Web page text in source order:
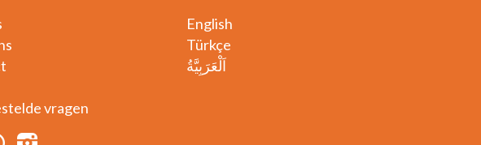
vragen
English
Türkçe
اَلْعَرَبِيَّةُ